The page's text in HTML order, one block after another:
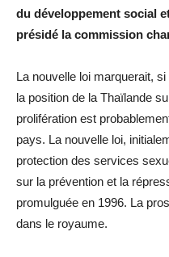
du développement social
présidé la commission
La nouvelle loi marquerait,
la position de la Thaïlande
prolifération est
pays. La nouvelle loi,
protection des services
sur la prévention et la
promulguée en 1996. La
dans le royaume.